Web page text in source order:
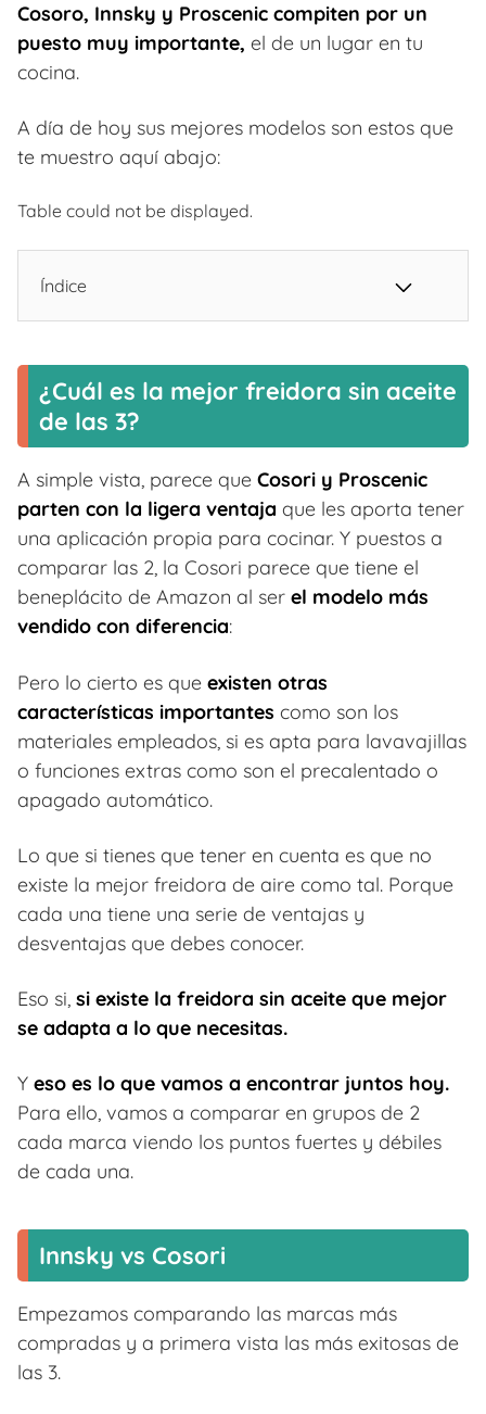
Cosoro, Innsky y Proscenic compiten por un
puesto muy importante, el de un lugar en tu
cocina.
A día de hoy sus mejores modelos son estos que
te muestro aquí abajo:
Table could not be displayed.
Índice
¿Cuál es la mejor freidora sin aceite
de las 3?
A simple vista, parece que Cosori y Proscenic
parten con la ligera ventaja que les aporta tener
una aplicación propia para cocinar. Y puestos a
comparar las 2, la Cosori parece que tiene el
beneplácito de Amazon al ser el modelo más
vendido con diferencia:
Pero lo cierto es que existen otras
características importantes como son los
materiales empleados, si es apta para lavavajillas
o funciones extras como son el precalentado o
apagado automático.
Lo que si tienes que tener en cuenta es que no
existe la mejor freidora de aire como tal. Porque
cada una tiene una serie de ventajas y
desventajas que debes conocer.
Eso si, si existe la freidora sin aceite que mejor
se adapta a lo que necesitas.
Y eso es lo que vamos a encontrar juntos hoy.
Para ello, vamos a comparar en grupos de 2
cada marca viendo los puntos fuertes y débiles
de cada una.
Innsky vs Cosori
Empezamos comparando las marcas más
compradas y a primera vista las más exitosas de
las 3.